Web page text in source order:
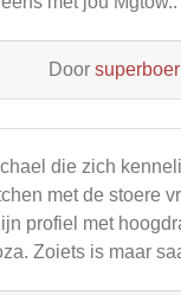
Door superboer
die zich
met de stoere
profiel met
Zoiets is maar